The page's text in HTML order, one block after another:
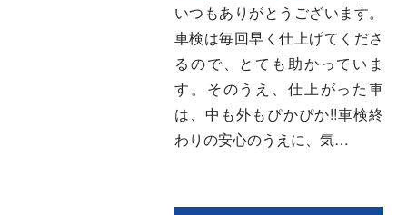
いつもありがとうございます。
車検は毎回早く仕上げてくださ
るので、とても助かっていま
す。そのうえ、仕上がった車
は、中も外もぴかぴか!!車検終
わりの安心のうえに、気…